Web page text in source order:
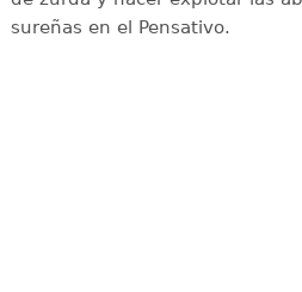
sureñas en el Pensativo.